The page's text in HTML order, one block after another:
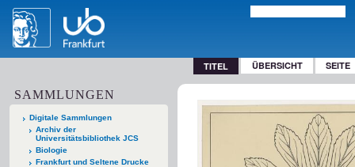
TITEL ÜBERSICHT SEITE
SAMMLUNGEN
Digitale Sammlungen
Archiv der
Universitätsbibliothek JCS
Biologie
Frankfurt und Seltene Drucke